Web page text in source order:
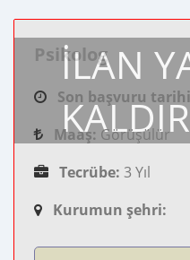
İLAN
Psikolog
Son başvuru
Maaş: Görüşülür
Tecrübe: 3 Yıl
Kurumun şehri: